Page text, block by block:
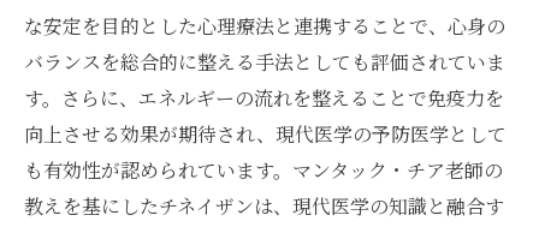
な安定を目的とした心理療法と連携することで、心身の
バランスを総合的に整える手法としても評価されていま
す。さらに、エネルギーの流れを整えることで免疫力を
向上させる効果が期待され、現代医学の予防医学として
も有効性が認められています。マンタック・チア老師の
教えを基にしたチネイザンは、現代医学の知識と融合す